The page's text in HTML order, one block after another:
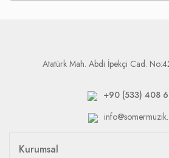
Atatürk Mah. Abdi İpekçi Cad.
+90 (533) 408
Kurumsal